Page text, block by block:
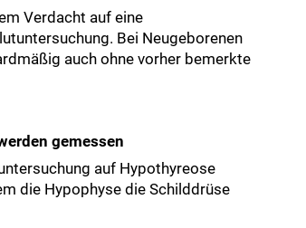
Verdacht auf eine
Bei Neugeborenen
auch ohne vorher bemerkte
gemessen
auf Hypothyreose
die Hypophyse die Schilddrüse